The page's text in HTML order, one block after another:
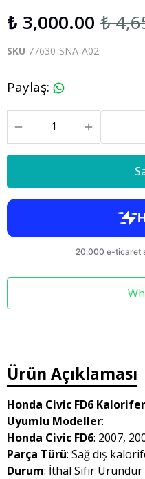
₺ 3,000.00 ₺
SKU 77630-SNA-A02
Paylaş:
Ürün Açıklaması
Honda Civic FD6
Uyumlu Modeller:
Honda Civic FD6: 2007,
Parça Türü: Sağ dış
Durum: İthal Sıfır Üründür